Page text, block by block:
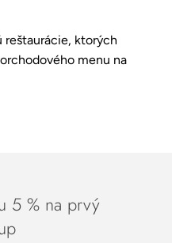
reštaurácie, ktorých
menu na
5 % na prvý